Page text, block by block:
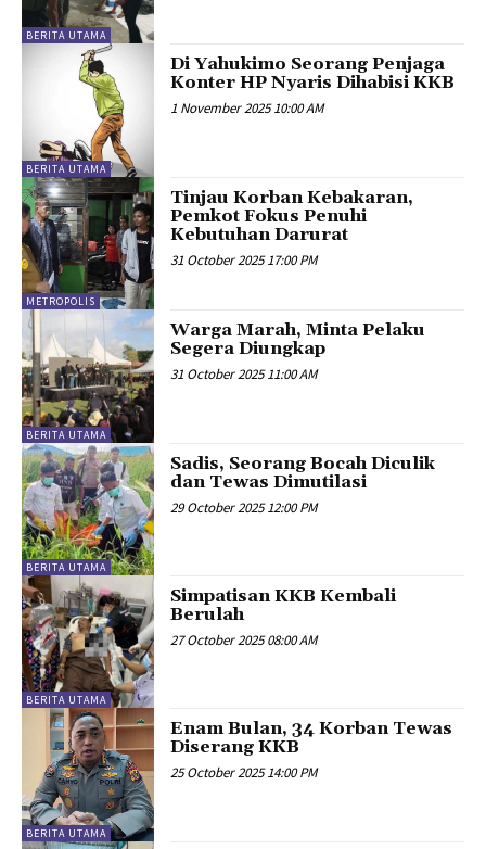
BERITA UTAMA
BERITA UTAMA
Di Yahukimo Seorang Penjaga
Konter HP Nyaris Dihabisi KKB
1 November 2025 10:00 AM
METROPOLIS
Tinjau Korban Kebakaran,
Pemkot Fokus Penuhi
Kebutuhan Darurat
31 October 2025 17:00 PM
BERITA UTAMA
Warga Marah, Minta Pelaku
Segera Diungkap
31 October 2025 11:00 AM
BERITA UTAMA
Sadis, Seorang Bocah Diculik
dan Tewas Dimutilasi
29 October 2025 12:00 PM
BERITA UTAMA
Simpatisan KKB Kembali
Berulah
27 October 2025 08:00 AM
BERITA UTAMA
Enam Bulan, 34 Korban Tewas
Diserang KKB
25 October 2025 14:00 PM